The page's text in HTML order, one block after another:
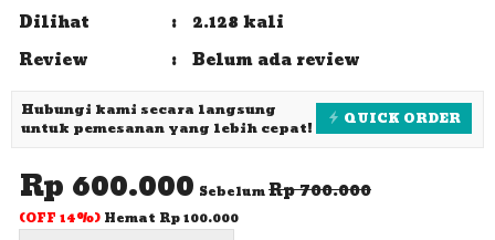
Dilihat
: 2.128 kali
Review
: Belum ada review
QUICK ORDER
Hubungi kami secara langsung
untuk pemesanan yang lebih cepat!
Rp 600.000 SebelumRp 700.000
(OFF 14%)Hemat Rp 100.000